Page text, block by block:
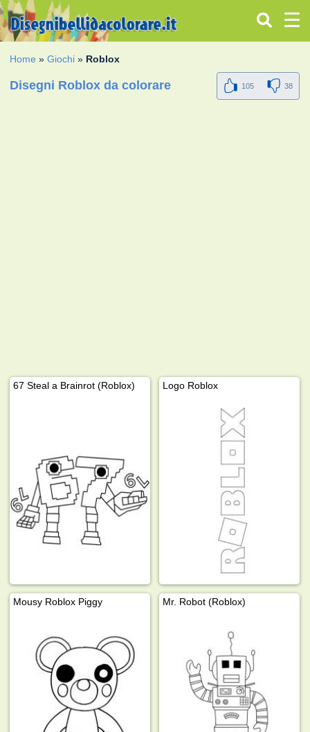
Home »Giochi » Roblox
Disegni Roblox da colorare 105 38
67 Steal a Brainrot (Roblox) Logo Roblox
Mousy Roblox Piggy Mr. Robot (Roblox)